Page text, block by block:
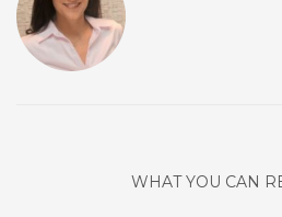
WHAT YOU CAN